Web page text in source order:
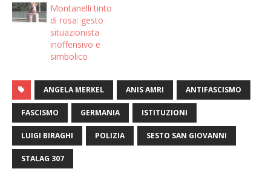
Montanelli tinto
di rosa: gesto
situazionista
inoffensivo e
simbolico
ANGELA MERKEL ANIS AMRI ANTIFASCISMO
FASCISMO GERMANIA ISTITUZIONI
LUIGI BIRAGHI POLIZIA SESTO SAN GIOVANNI
STALAG 307